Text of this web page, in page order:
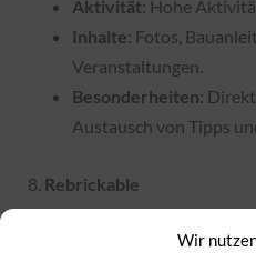
Wir
Aktivität: Hohe
Inhalte: Fotos,
Veranstaltungen.
Besonderheiten:
Austausch von Tipps
8. Rebrickable
Rebrickable ist eine
für alternative Modelle